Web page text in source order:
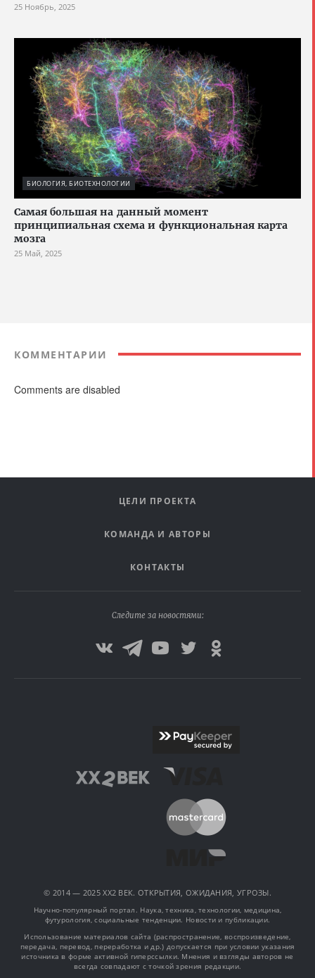
25 Ноябрь, 2025
БИОЛОГИЯ, БИОТЕХНОЛОГИИ
Cамая большая на данный момент
принципиальная схема и функциональная карта
мозга
25 Май, 2025
КОММЕНТАРИИ
Comments are disabled
ЦЕЛИ ПРОЕКТА
КОМАНДА И АВТОРЫ
КОНТАКТЫ
Следите за новостями:
© 2014 — 2025 XX2 ВЕК. ОТКРЫТИЯ, ОЖИДАНИЯ, УГРОЗЫ.
Научно-популярный портал. Наука, техника, технологии, медицина,
футурология, социальные тенденции. Новости и публикации.
Использование материалов сайта (распространение, воспроизведение,
передача, перевод, переработка и др.) допускается при условии указания
источника в форме активной гиперссылки. Мнения и взгляды авторов не
всегда совпадают с точкой зрения редакции.